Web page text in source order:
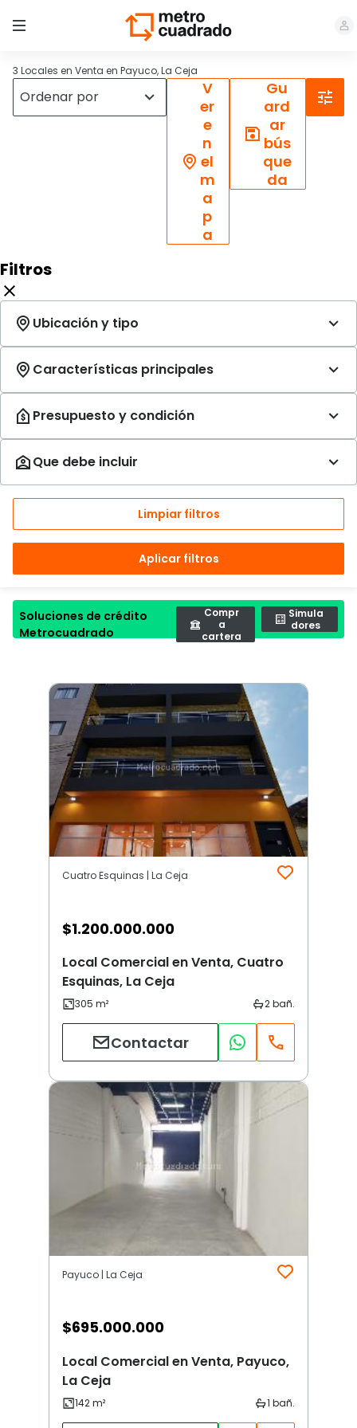
3 Locales en Venta en Payuco, La Ceja
V
er
e
n
el
m
a
p
a
Gu
ard
ar
bús
que
da
Filtros
Limpiar filtros
Aplicar filtros
Soluciones de crédito
Metrocuadrado
Compr
a
cartera
Simula
dores
Cuatro Esquinas | La Ceja
$1.200.000.000
Local Comercial en Venta, Cuatro
Esquinas, La Ceja
Contactar
Payuco | La Ceja
$695.000.000
Local Comercial en Venta, Payuco,
La Ceja